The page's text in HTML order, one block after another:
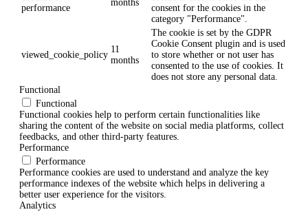
performance
months
consent for the cookies in the
category "Performance".
viewed_cookie_policy
11
months
The cookie is set by the GDPR
Cookie Consent plugin and is used
to store whether or not user has
consented to the use of cookies. It
does not store any personal data.
Functional
Functional
Functional cookies help to perform certain functionalities like
sharing the content of the website on social media platforms, collect
feedbacks, and other third-party features.
Performance
Performance
Performance cookies are used to understand and analyze the key
performance indexes of the website which helps in delivering a
better user experience for the visitors.
Analytics